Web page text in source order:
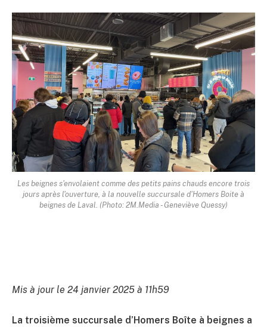
Les beignes s'envolaient comme des petits pains chauds encore trois
jours après l'ouverture, à la nouvelle succursale d'Homers Boite à
beignes de Laval. (Photo: 2M.Media - Geneviève Quessy)
Mis à jour le 24 janvier 2025 à 11h59
La troisième succursale d’Homers Boîte à beignes a